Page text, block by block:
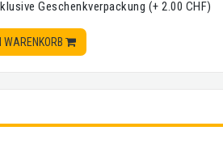
Geschenkverpackung (+ 2.00 CHF)
WARENKORB